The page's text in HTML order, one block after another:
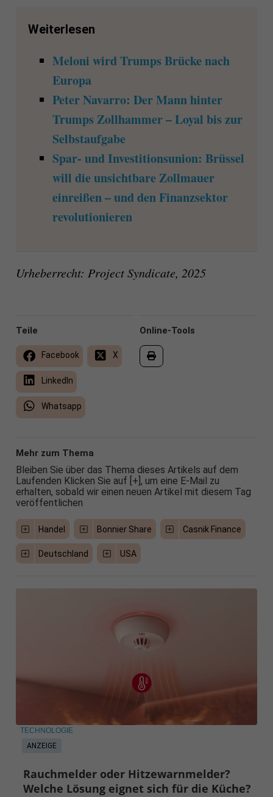
Weiterlesen
Meloni wird Trumps Brücke nach
Europa
Peter Navarro: Der Mann hinter
Trumps Zollhammer – Loyal bis zur
Selbstaufgabe
Spar- und Investitionsunion: Brüssel
will die unsichtbare Zollmauer
einreißen – und den Finanzsektor
revolutionieren
Urheberrecht: Project Syndicate, 2025
Online-Tools
Teile
Facebook X
LinkedIn
Whatsapp
Mehr zum Thema
Bleiben Sie über das Thema dieses Artikels auf dem
Laufenden Klicken Sie auf [+], um eine E-Mail zu
erhalten, sobald wir einen neuen Artikel mit diesem Tag
veröffentlichen
Handel Bonnier Share Casnik Finance
Deutschland USA
ANZEIGE
TECHNOLOGIE
Rauchmelder oder Hitzewarnmelder?
Welche Lösung eignet sich für die Küche?